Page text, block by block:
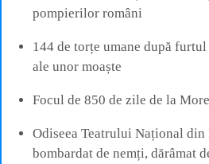
pompierilor români
144 de torțe umane după
ale unor moaște
Focul de 850 de zile de la
Odiseea Teatrului Național din
bombardat de nemți, dărâmat